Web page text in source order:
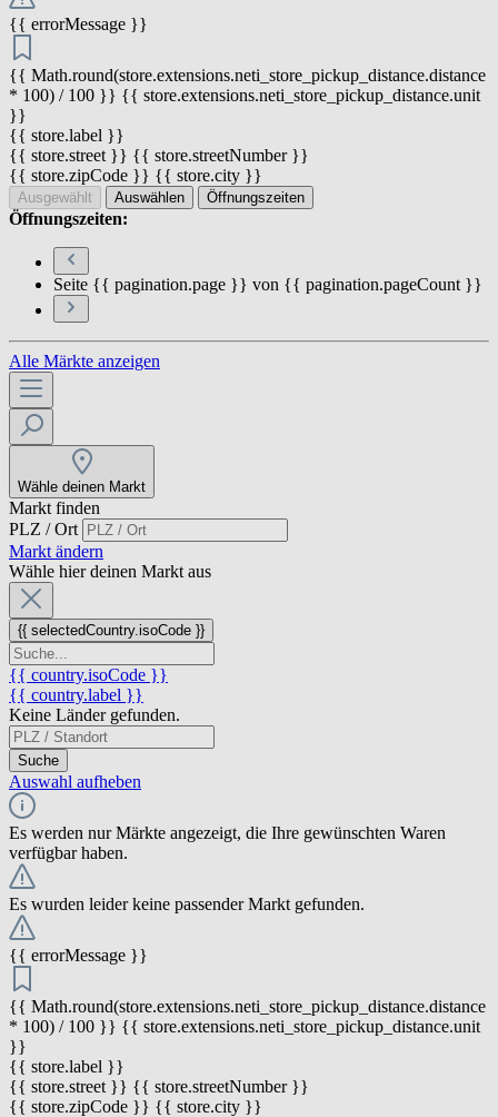
{{ errorMessage }}
{{ Math.round(store.extensions.neti_store_pickup_distance.distance
* 100) / 100 }} {{ store.extensions.neti_store_pickup_distance.unit
}}
{{ store.label }}
{{ store.street }} {{ store.streetNumber }}
{{ store.zipCode }} {{ store.city }}
Ausgewählt Auswählen Öffnungszeiten
Öffnungszeiten:
Seite {{ pagination.page }} von {{ pagination.pageCount }}
Alle Märkte anzeigen
Wähle deinen Markt
Markt finden
PLZ / Ort
Markt ändern
Wähle hier deinen Markt aus
{{ selectedCountry.isoCode }}
{{ country.isoCode }}
{{ country.label }}
Keine Länder gefunden.
Suche
Auswahl aufheben
Es werden nur Märkte angezeigt, die Ihre gewünschten Waren
verfügbar haben.
Es wurden leider keine passender Markt gefunden.
{{ errorMessage }}
{{ Math.round(store.extensions.neti_store_pickup_distance.distance
* 100) / 100 }} {{ store.extensions.neti_store_pickup_distance.unit
}}
{{ store.label }}
{{ store.street }} {{ store.streetNumber }}
{{ store.zipCode }} {{ store.city }}